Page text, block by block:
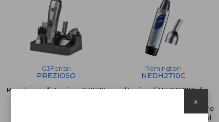
G3Ferrari
PREZIOSO
Regolacapelli Prezioso G30018
Remington
NEDH2710C
Il tagliapeli NEDH2710C di
Remington è l'ideale per
rimuovere agilmente ed in zone
difficili da raggiungere peli del
x